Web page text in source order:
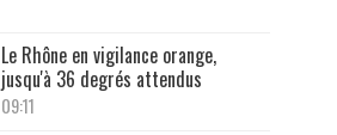
Le Rhône en vigilance orange,
jusqu'à 36 degrés attendus
09:11